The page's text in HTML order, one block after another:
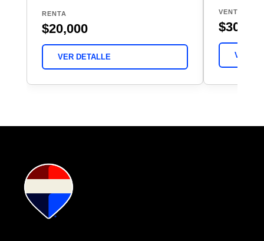
RENTA
$20,000
VER DETALLE
VENTA
VER